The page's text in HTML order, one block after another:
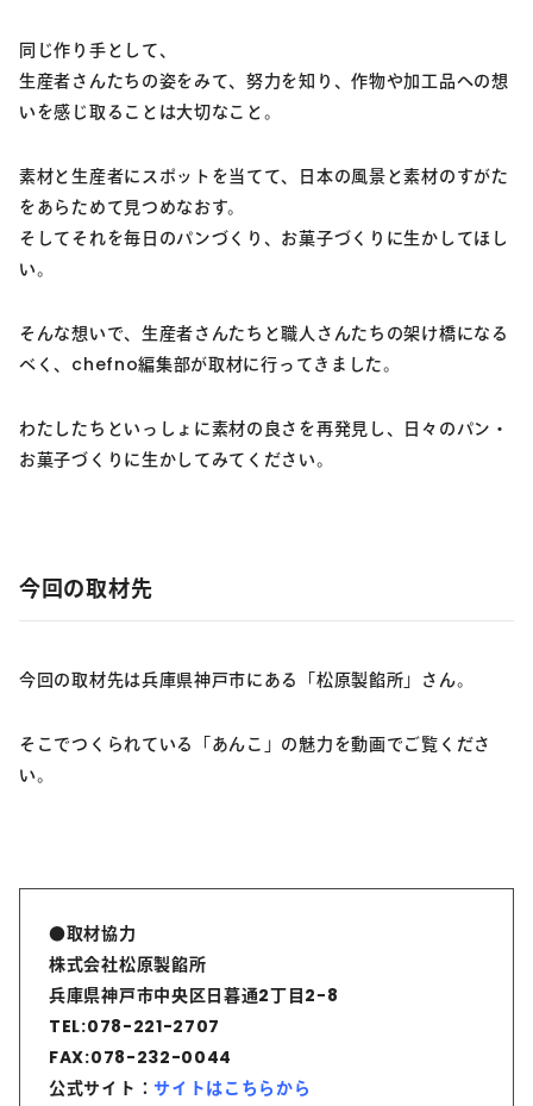
同じ作り手として、
生産者さんたちの姿をみて、努力を知り、作物や加工品への想
いを感じ取ることは大切なこと。
素材と生産者にスポットを当てて、日本の風景と素材のすがた
をあらためて見つめなおす。
そしてそれを毎日のパンづくり、お菓子づくりに生かしてほし
い。
そんな想いで、生産者さんたちと職人さんたちの架け橋になる
べく、chefno編集部が取材に行ってきました。
わたしたちといっしょに素材の良さを再発見し、日々のパン・
お菓子づくりに生かしてみてください。
今回の取材先
今回の取材先は兵庫県神戸市にある「松原製餡所」さん。
そこでつくられている「あんこ」の魅力を動画でご覧くださ
い。
●取材協力
株式会社松原製餡所
兵庫県神戸市中央区日暮通2丁目2−8
TEL:078-221-2707
FAX:078-232-0044
公式サイト：サイトはこちらから